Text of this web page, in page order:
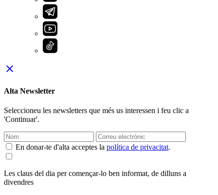
close
Alta Newsletter
Seleccioneu les newsletters que més us interessen i feu clic a
'Continuar'.
En donar-te d'alta acceptes la política de privacitat.
Les claus del dia per començar-lo ben informat, de dilluns a
divendres